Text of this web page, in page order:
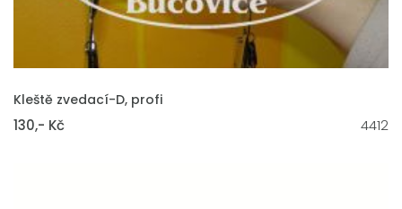
VLOŽIT DO KOŠÍKU
Kleště zvedací-D, profi
130,- Kč 4412